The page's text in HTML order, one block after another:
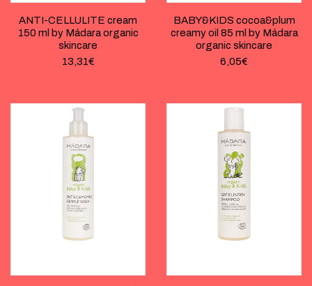
ANTI-CELLULITE cream
150 ml by Mádara organic
skincare
13,31€
BABY&KIDS cocoa&plum
creamy oil 85 ml by Mádara
organic skincare
6,05€